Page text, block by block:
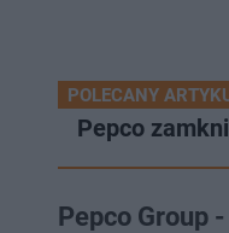
POLECANY
Pepco
Pepco Group